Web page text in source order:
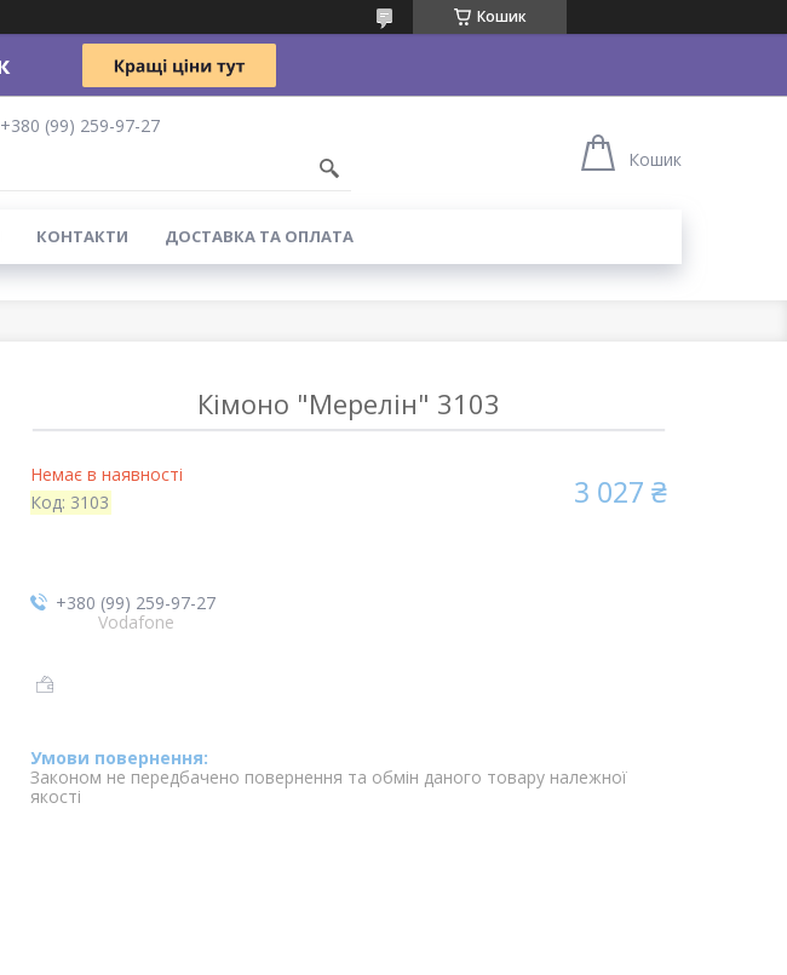
Кошик
+380 (99) 259-97-27
Кошик
КОНТАКТИ ДОСТАВКА ТА ОПЛАТА
Кімоно "Мерелін" 3103
Немає в наявності
Код: 3103 3 027 ₴
+380 (99) 259-97-27
Vodafone
Законом не передбачено повернення та обмін даного товару належної
якості